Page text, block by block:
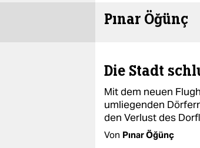
politik
gesellschaft
kultur
sport
Pınar Öğünç
Die Stadt
Mit dem neuen
umliegenden
den Verlust des
Von Pınar Öğünç